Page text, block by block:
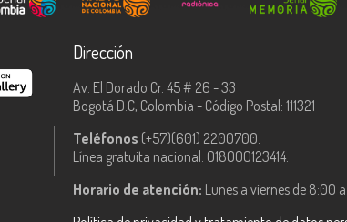
Dirección
Av. El Dorado Cr. 45 # 26 - 33
Bogotá D.C, Colombia - Código Postal: 111321
Teléfonos (+57)(601) 2200700.
Línea gratuita nacional: 018000123414.
Horario de atención: Lunes a viernes de 8:00